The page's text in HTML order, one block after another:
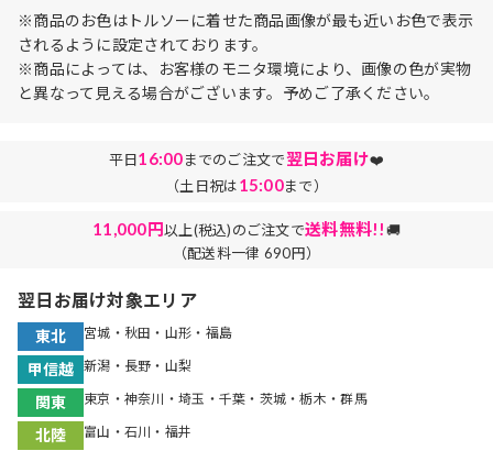
※商品のお色はトルソーに着せた商品画像が最も近いお色で表示
されるように設定されております。
※商品によっては、お客様のモニタ環境により、画像の色が実物
と異なって見える場合がございます。予めご了承ください。
平日16:00までのご注文で翌日お届け❤️
（土日祝は15:00まで）
11,000円以上(税込)のご注文で送料無料!!🚚
（配送料一律 690円）
翌日お届け対象エリア
東北 宮城・秋田・山形・福島
甲信越 新潟・長野・山梨
関東 東京・神奈川・埼玉・千葉・茨城・栃木・群馬
北陸 富山・石川・福井